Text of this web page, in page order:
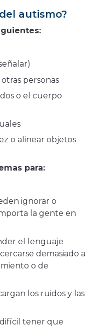
autismo?
personas
o el cuerpo
o alinear objetos
para:
ignorar o
la gente en
el lenguaje
demasiado a
o de
los ruidos y las
tener que